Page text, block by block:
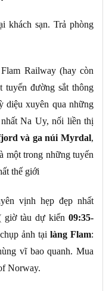
khách sạn. Trả phòng
Flam Railway (hay còn
tuyến đường sắt thông
diệu xuyên qua những
Na Uy, nối liền thị
và ga núi Myrdal,
một trong những tuyến
thế giới
vịnh hẹp đẹp nhất
tàu dự kiến09:35-
ảnh tạilàng Flam:
vĩ bao quanh. Mua
Norway.